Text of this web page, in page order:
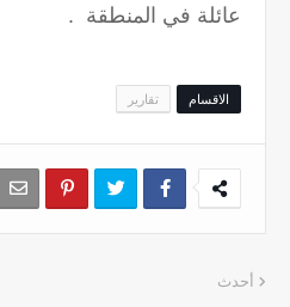
عائلة في المنطقة .
الاقسام تقارير
أحدث